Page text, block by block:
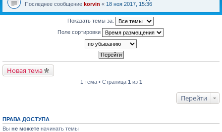
Последнее сообщение korvin « 18 ноя 2017, 15:36
Показать темы за:
Поле сортировки
Новая тема
1 тема • Страница 1 из 1
Перейти
ПРАВА ДОСТУПА
Вы не можете начинать темы